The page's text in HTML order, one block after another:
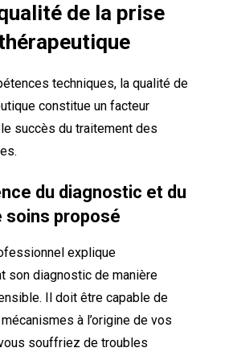
de la prise
techniques, la qualité de
constitue un facteur
succès du traitement des
du diagnostic et du
soins proposé
explique
son diagnostic de manière
Il doit être capable de
à l’origine de vos
souffriez de troubles